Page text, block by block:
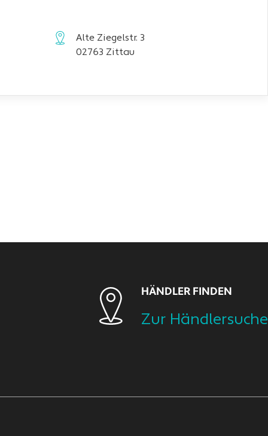
Alte Ziegelstr. 3
02763 Zittau
HÄNDLER FINDEN
Zur Händlersuche